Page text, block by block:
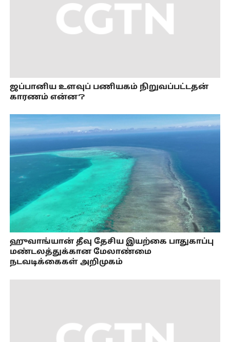
ஜப்பானிய உளவுப் பணியகம் நிறுவப்பட்டதன்
காரணம் என்ன？
ஹுவாங்யான் தீவு தேசிய இயற்கை பாதுகாப்பு
மண்டலத்துக்கான மேலாண்மை
நடவடிக்கைகள் அறிமுகம்